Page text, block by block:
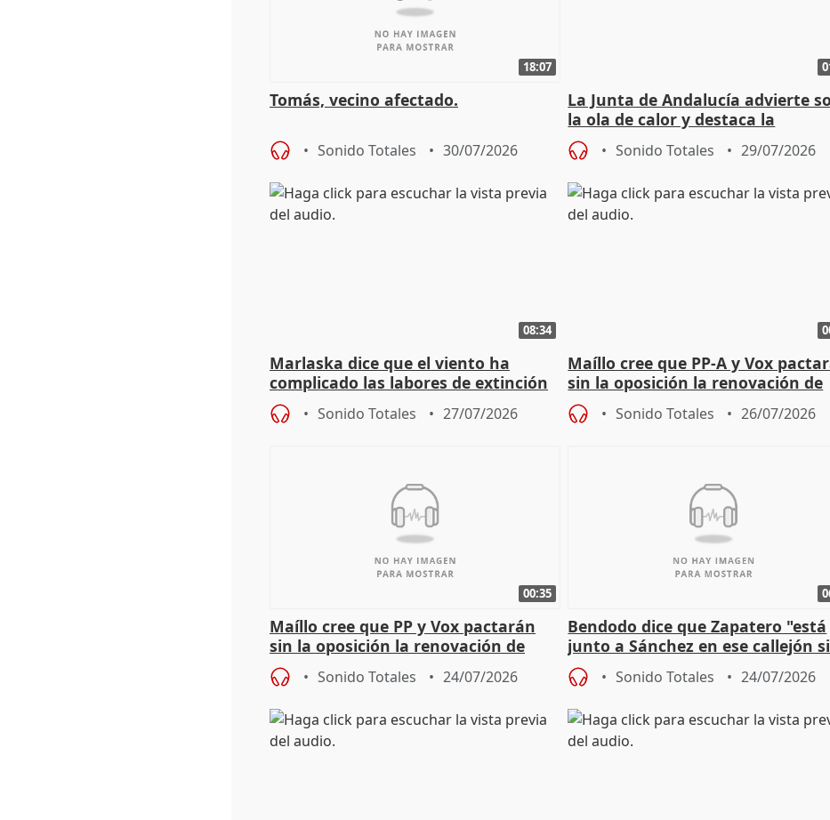
18:07
Tomás, vecino afectado.
Sonido Totales 30/07/2026
La Junta de Andalucía advierte
la ola de calor y destaca la
importancia de la prevención
Sonido Totales 29/07/2026
08:34
Marlaska dice que el viento ha
complicado las labores de extinción
durante la madrugada
Sonido Totales 27/07/2026
Maíllo cree que PP-A y Vox
sin la oposición la renovación de
órganos como el Defensor
Sonido Totales 26/07/2026
00:35
Maíllo cree que PP y Vox pactarán
sin la oposición la renovación de
órganos como el Defensor
Sonido Totales 24/07/2026
Bendodo dice que Zapatero "está
junto a Sánchez en ese callejón
salida
Sonido Totales 24/07/2026